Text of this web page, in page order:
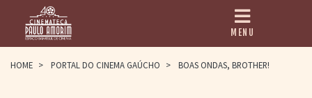
HOME
MENU
HOME > PORTAL DO CINEMA GAÚCHO > BOAS ONDAS, BROTHER!